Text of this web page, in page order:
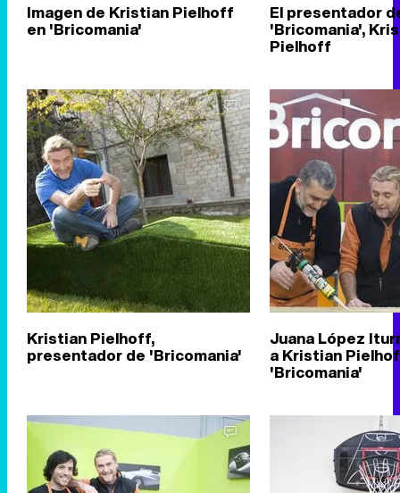
Imagen de Kristian Pielhoff
en 'Bricomania'
El presentador
'Bricomania',
Pielhoff
Kristian Pielhoff,
presentador de 'Bricomania'
Juana López
a Kristian
'Bricomania'